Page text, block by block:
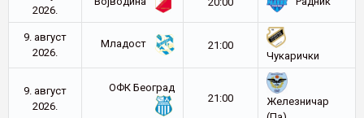
2026.
9. август
2026.
Младост
21:00
Чукарички
9. август
2026.
ОФК Београд
21:00
Железничар